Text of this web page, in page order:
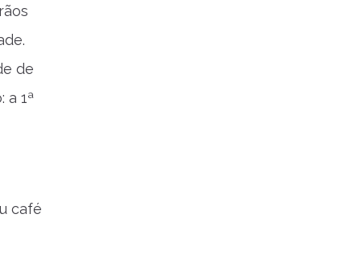
de
a 1ª
café